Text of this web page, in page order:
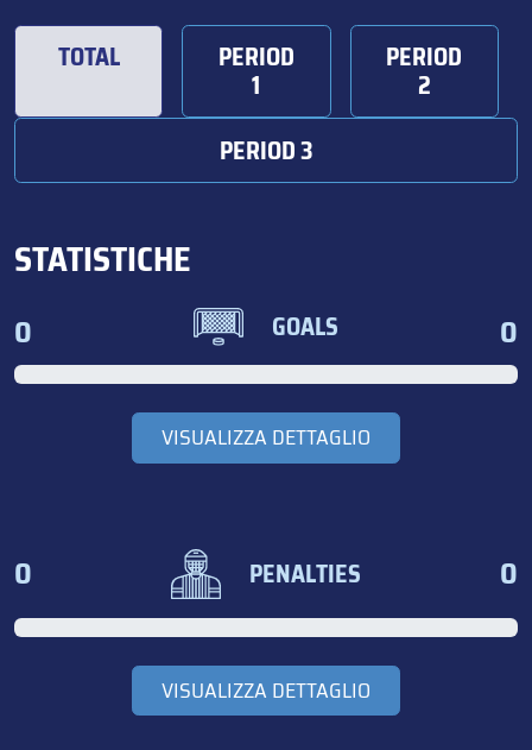
TOTAL PERIOD
1
PERIOD
2
PERIOD 3
STATISTICHE
0 GOALS 0
VISUALIZZA DETTAGLIO
0 PENALTIES 0
VISUALIZZA DETTAGLIO